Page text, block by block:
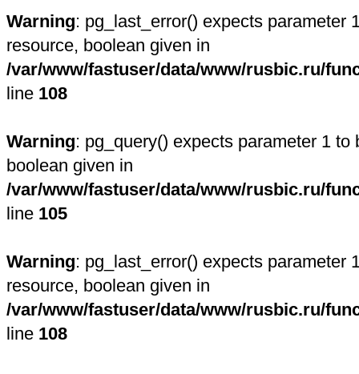
Warning: pg_last_error() expects parameter
resource, boolean given in
/var/www/fastuser/data/www/rusbic.ru/
line 108
Warning: pg_query() expects parameter 1 to
boolean given in
/var/www/fastuser/data/www/rusbic.ru/
line 105
Warning: pg_last_error() expects parameter
resource, boolean given in
/var/www/fastuser/data/www/rusbic.ru/
line 108